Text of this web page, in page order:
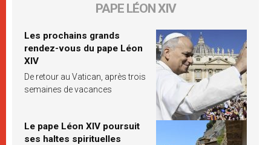
PAPE LÉON XIV
Les prochains grands
rendez-vous du pape Léon
XIV
De retour au Vatican, après trois
semaines de vacances
Le pape Léon XIV poursuit
ses haltes spirituelles